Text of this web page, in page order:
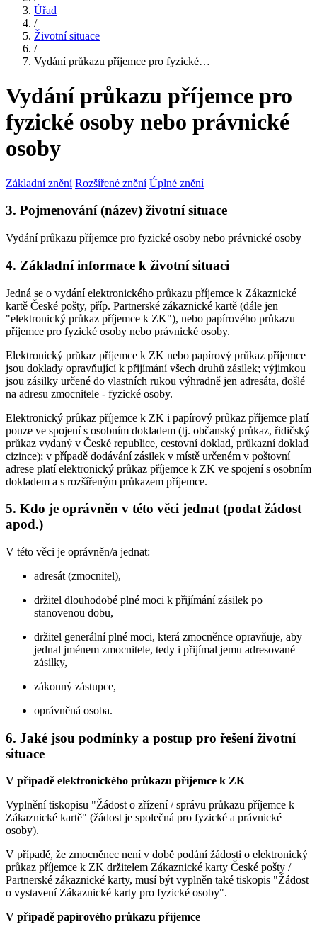
Úřad
/
Životní situace
/
Vydání průkazu příjemce pro fyzické…
Vydání průkazu příjemce pro
fyzické osoby nebo právnické
osoby
Základní znění Rozšířené znění Úplné znění
3. Pojmenování (název) životní situace
Vydání průkazu příjemce pro fyzické osoby nebo právnické osoby
4. Základní informace k životní situaci
Jedná se o vydání elektronického průkazu příjemce k Zákaznické
kartě České pošty, příp. Partnerské zákaznické kartě (dále jen
"elektronický průkaz příjemce k ZK"), nebo papírového průkazu
příjemce pro fyzické osoby nebo právnické osoby.
Elektronický průkaz příjemce k ZK nebo papírový průkaz příjemce
jsou doklady opravňující k přijímání všech druhů zásilek; výjimkou
jsou zásilky určené do vlastních rukou výhradně jen adresáta, došlé
na adresu zmocnitele - fyzické osoby.
Elektronický průkaz příjemce k ZK i papírový průkaz příjemce platí
pouze ve spojení s osobním dokladem (tj. občanský průkaz, řidičský
průkaz vydaný v České republice, cestovní doklad, průkazní doklad
cizince); v případě dodávání zásilek v místě určeném v poštovní
adrese platí elektronický průkaz příjemce k ZK ve spojení s osobním
dokladem a s rozšířeným průkazem příjemce.
5. Kdo je oprávněn v této věci jednat (podat žádost
apod.)
V této věci je oprávněn/a jednat:
adresát (zmocnitel),
držitel dlouhodobé plné moci k přijímání zásilek po
stanovenou dobu,
držitel generální plné moci, která zmocněnce opravňuje, aby
jednal jménem zmocnitele, tedy i přijímal jemu adresované
zásilky,
zákonný zástupce,
oprávněná osoba.
6. Jaké jsou podmínky a postup pro řešení životní
situace
V případě elektronického průkazu příjemce k ZK
Vyplnění tiskopisu "Žádost o zřízení / správu průkazu příjemce k
Zákaznické kartě" (žádost je společná pro fyzické a právnické
osoby).
V případě, že zmocněnec není v době podání žádosti o elektronický
průkaz příjemce k ZK držitelem Zákaznické karty České pošty /
Partnerské zákaznické karty, musí být vyplněn také tiskopis "Žádost
o vystavení Zákaznické karty pro fyzické osoby".
V případě papírového průkazu příjemce